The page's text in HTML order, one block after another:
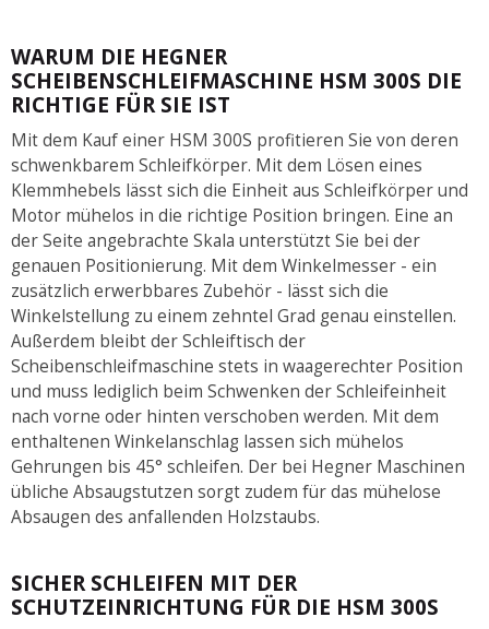
WARUM DIE HEGNER
SCHEIBENSCHLEIFMASCHINE HSM 300S DIE
RICHTIGE FÜR SIE IST
Mit dem Kauf einer HSM 300S profitieren Sie von deren
schwenkbarem Schleifkörper. Mit dem Lösen eines
Klemmhebels lässt sich die Einheit aus Schleifkörper und
Motor mühelos in die richtige Position bringen. Eine an
der Seite angebrachte Skala unterstützt Sie bei der
genauen Positionierung. Mit dem Winkelmesser - ein
zusätzlich erwerbbares Zubehör - lässt sich die
Winkelstellung zu einem zehntel Grad genau einstellen.
Außerdem bleibt der Schleiftisch der
Scheibenschleifmaschine stets in waagerechter Position
und muss lediglich beim Schwenken der Schleifeinheit
nach vorne oder hinten verschoben werden. Mit dem
enthaltenen Winkelanschlag lassen sich mühelos
Gehrungen bis 45° schleifen. Der bei Hegner Maschinen
übliche Absaugstutzen sorgt zudem für das mühelose
Absaugen des anfallenden Holzstaubs.
SICHER SCHLEIFEN MIT DER
SCHUTZEINRICHTUNG FÜR DIE HSM 300S